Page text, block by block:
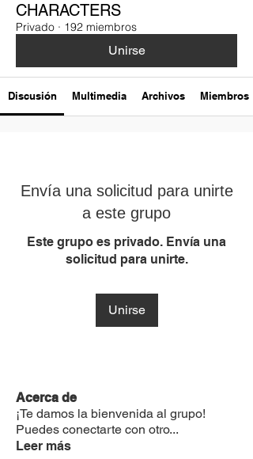
CHARACTERS
Privado · 192 miembros
Unirse
Discusión Multimedia Archivos Miembros
Envía una solicitud para unirte
a este grupo
Este grupo es privado. Envía una
solicitud para unirte.
Unirse
Acerca de
¡Te damos la bienvenida al grupo!
Puedes conectarte con otro...
Leer más